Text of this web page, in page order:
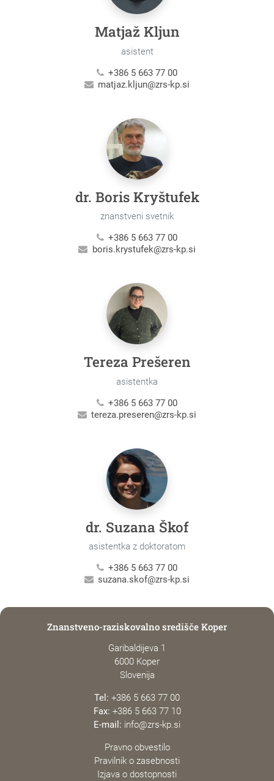
Matjaž Kljun
asistent
+386 5 663 77 00
matjaz.kljun@zrs-kp.si
dr. Boris Kryštufek
znanstveni svetnik
+386 5 663 77 00
boris.krystufek@zrs-kp.si
Tereza Prešeren
asistentka
+386 5 663 77 00
tereza.preseren@zrs-kp.si
dr. Suzana Škof
asistentka z doktoratom
+386 5 663 77 00
suzana.skof@zrs-kp.si
Znanstveno-raziskovalno središče Koper
Garibaldijeva 1
6000 Koper
Slovenija
Tel: +386 5 663 77 00
Fax: +386 5 663 77 10
E-mail: info@zrs-kp.si
Pravno obvestilo
Pravilnik o zasebnosti
Izjava o dostopnosti